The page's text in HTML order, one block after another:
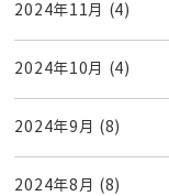
2024年11月 (4)
2024年10月 (4)
2024年9月 (8)
2024年8月 (8)